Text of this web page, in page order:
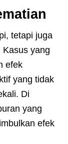
tetapi juga
Kasus yang
efek
yang tidak
Di
yang
efek